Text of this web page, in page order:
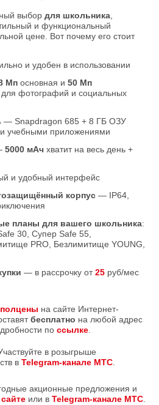
выбор для школьника,
и функциональный
цене. Вот почему его стоит
и удобен в использовании
Мп основная и 50 Мп
фотографий и социальных
— Snapdragon 685 + 8 ГБ ОЗУ
учебными приложениями
5000 мАч хватит на весь день +
и удобный интерфейс
корпус — IP64,
планы для вашего школьника:
30, Супер Safe 55,
PRO, Безлимитище YOUNG,
— в рассрочку от25 руб/мес
на сайте Интернет-
бесплатно на любой адрес
по ссылке.
в розыгрыше
в Telegram-канале МТС.
акционные предложения и
сайте или в Telegram-канале МТС.